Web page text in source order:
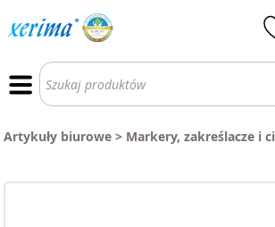
Wyszukiwarka
produktów
Artykuły biurowe > Markery, zakreślacze i